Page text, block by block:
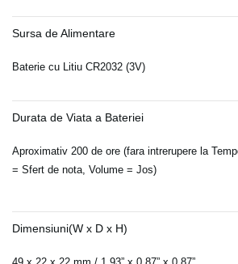
Sursa de Alimentare
Baterie cu Litiu CR2032 (3V)
Durata de Viata a Bateriei
Aproximativ 200 de ore (fara intrerupere la
= Sfert de nota, Volume = Jos)
Dimensiuni(W x D x H)